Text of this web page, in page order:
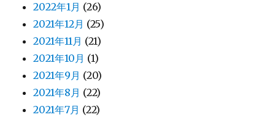
2022年1月 (26)
2021年12月 (25)
2021年11月 (21)
2021年10月 (1)
2021年9月 (20)
2021年8月 (22)
2021年7月 (22)